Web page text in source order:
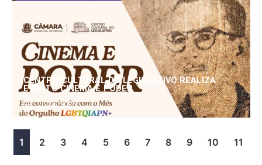
CENTRO CULTURAL DO LEGISLATIVO REALIZA
EVENTO CINEMA E PODER
25/06/2026
1 2 3 4 5 6 7 8 9 10 11